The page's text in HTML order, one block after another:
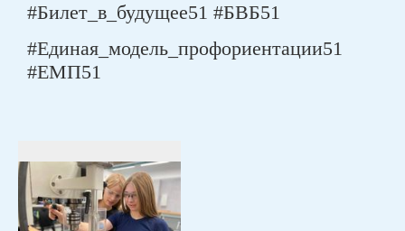
#Билет_в_будущее51 #БВБ51
#Единая_модель_профориентации51
#ЕМП51